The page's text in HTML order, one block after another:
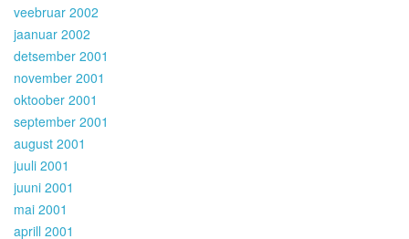
veebruar 2002
jaanuar 2002
detsember 2001
november 2001
oktoober 2001
september 2001
august 2001
juuli 2001
juuni 2001
mai 2001
aprill 2001